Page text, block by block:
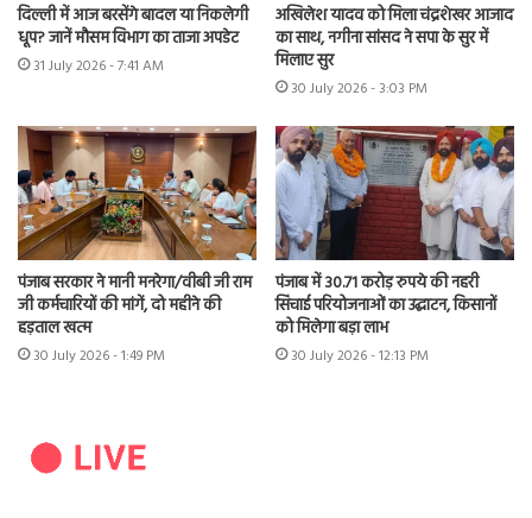
दिल्ली में आज बरसेंगे बादल या निकलेगी
धूप? जानें मौसम विभाग का ताजा अपडेट
31 July 2026 - 7:41 AM
अखिलेश यादव को मिला चंद्रशेखर आजाद
का साथ, नगीना सांसद ने सपा के सुर में
मिलाए सुर
30 July 2026 - 3:03 PM
पंजाब सरकार ने मानी मनरेगा/वीबी जी राम
जी कर्मचारियों की मांगें, दो महीने की
हड़ताल खत्म
30 July 2026 - 1:49 PM
पंजाब में 30.71 करोड़ रुपये की नहरी
सिंचाई परियोजनाओं का उद्घाटन, किसानों
को मिलेगा बड़ा लाभ
30 July 2026 - 12:13 PM